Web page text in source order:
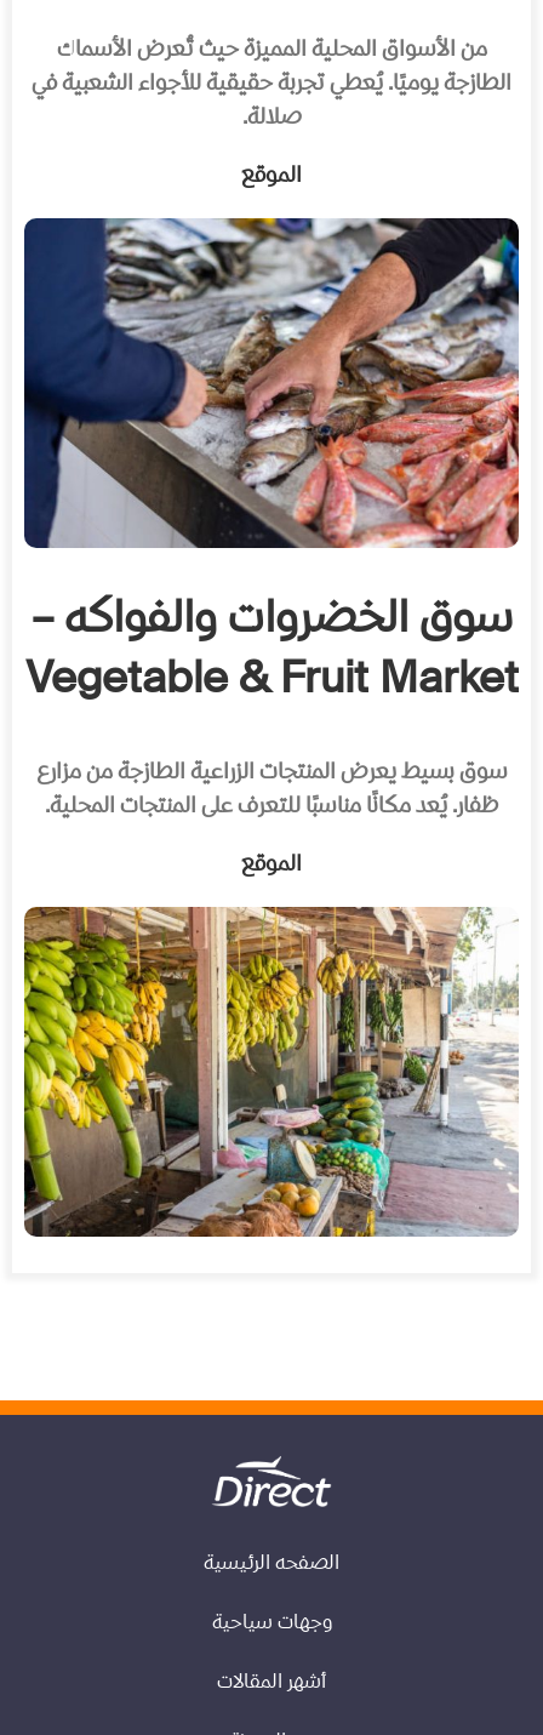
من الأسواق المحلية المميزة حيث تُعرض الأسماك
الطازجة يوميًا. يُعطي تجربة حقيقية للأجواء الشعبية في
صلالة.
الموقع
سوق الخضروات والفواكه –
Vegetable & Fruit Market
سوق بسيط يعرض المنتجات الزراعية الطازجة من مزارع
ظفار. يُعد مكانًا مناسبًا للتعرف على المنتجات المحلية.
الموقع
الصفحه الرئيسية
وجهات سياحية
أشهر المقالات